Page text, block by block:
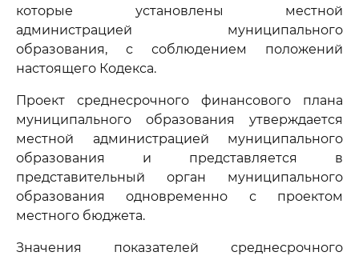
которые установлены местной
администрацией муниципального
образования, с соблюдением положений
настоящего Кодекса.
Проект среднесрочного финансового плана
муниципального образования утверждается
местной администрацией муниципального
образования и представляется в
представительный орган муниципального
образования одновременно с проектом
местного бюджета.
Значения показателей среднесрочного